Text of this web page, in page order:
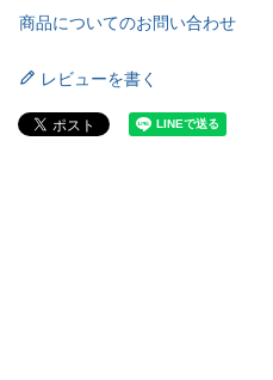
商品についてのお問い合わせ
レビューを書く